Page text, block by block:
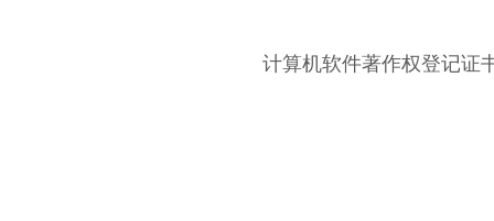
计算机软件著作权登记证